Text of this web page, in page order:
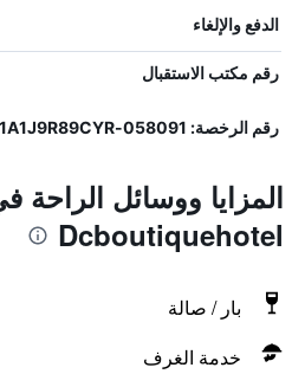
الدفع والإلغاء
رقم مكتب الاستقبال
رقم الرخصة: 058091-ALB-01181, IT058091A1J9R89CYR
المزايا ووسائل الراحة
Dcboutiquehotel
بار / صالة
خدمة الغرف